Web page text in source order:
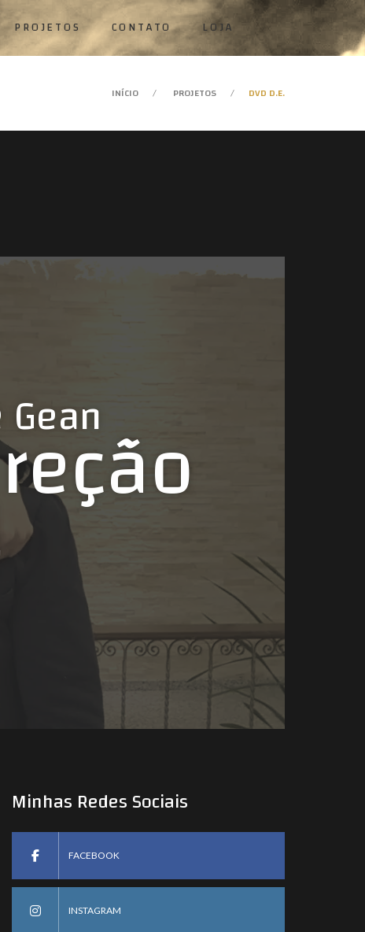
PROJETOS CONTATO LOJA
INÍCIO PROJETOS DVD D.E.
Minhas Redes Sociais
FACEBOOK
INSTAGRAM